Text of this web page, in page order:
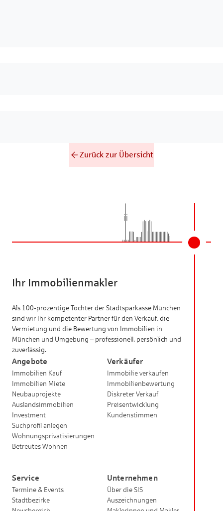
Zurück zur Übersicht
Ihr Immobilienmakler
Als 100-prozentige Tochter der Stadtsparkasse München
sind wir Ihr kompetenter Partner für den Verkauf, die
Vermietung und die Bewertung von Immobilien in
München und Umgebung – professionell, persönlich und
zuverlässig.
Angebote
Immobilien Kauf
Immobilien Miete
Neubauprojekte
Auslandsimmobilien
Investment
Suchprofil anlegen
Wohnungsprivatisierungen
Betreutes Wohnen
Verkäufer
Immobilie verkaufen
Immobilienbewertung
Diskreter Verkauf
Preisentwicklung
Kundenstimmen
Service
Termine & Events
Stadtbezirke
Unternehmen
Über die SIS
Auszeichnungen